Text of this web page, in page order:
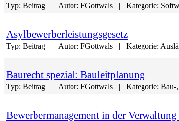
Typ: Beitrag Autor: FGottwals Kategorie:
Asylbewerberleistungsgesetz
Typ: Beitrag Autor: FGottwals Kategorie:
Baurecht spezial: Bauleitplanung
Typ: Beitrag Autor: FGottwals Kategorie: Bau-
Bewerbermanagement in der Verwaltung